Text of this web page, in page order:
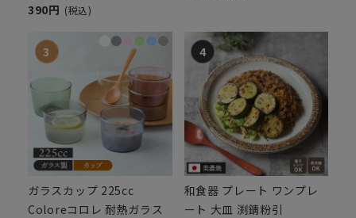
390円 (税込)
ガラスカップ 225cc
Coloreコロレ 耐熱ガラス
和食器 プレート ワンプレ
ート 大皿 渕錆粉引